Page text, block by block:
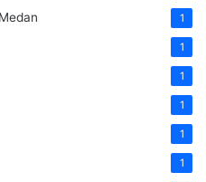
1
1
1
1
1
1